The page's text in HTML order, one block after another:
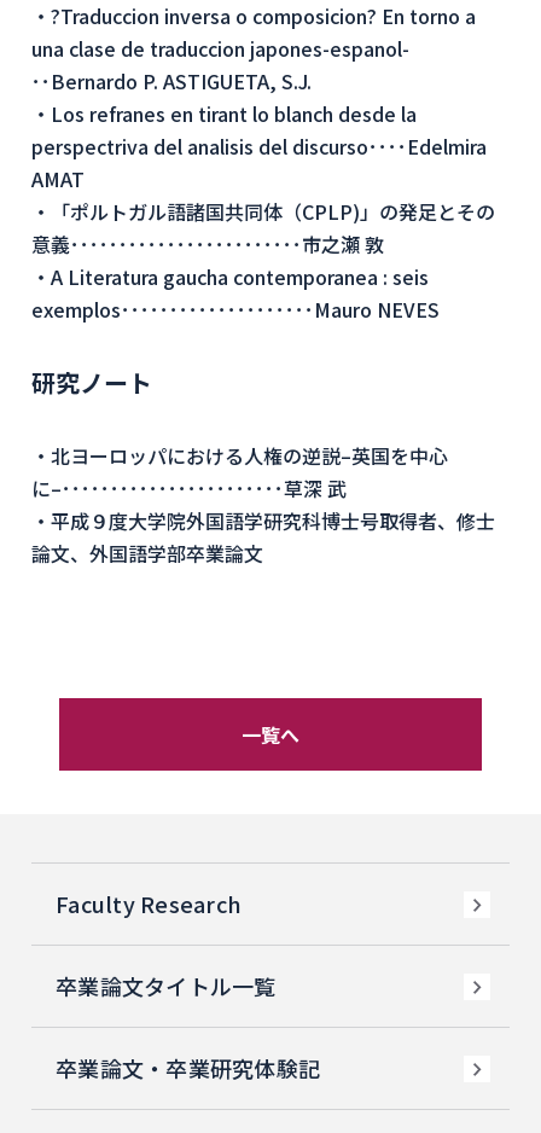
・?Traduccion inversa o composicion? En torno a
una clase de traduccion japones-espanol-
･･Bernardo P. ASTIGUETA, S.J.
・Los refranes en tirant lo blanch desde la
perspectriva del analisis del discurso････Edelmira
AMAT
・「ポルトガル語諸国共同体（CPLP)」の発足とその
意義････････････････････････市之瀬 敦
・A Literatura gaucha contemporanea : seis
exemplos････････････････････Mauro NEVES
研究ノート
・北ヨーロッパにおける人権の逆説–英国を中心
に–･･･････････････････････草深 武
・平成９度大学院外国語学研究科博士号取得者、修士
論文、外国語学部卒業論文
一覧へ
Faculty Research
卒業論文タイトル一覧
卒業論文・卒業研究体験記